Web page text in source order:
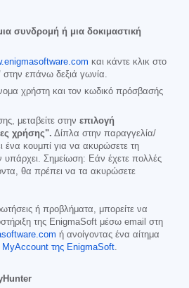
συνδρομή ή μια δοκιμαστική
και κάντε κλικ στο
στην επάνω δεξιά γωνία.
χρήστη και τον κωδικό πρόσβασής
μεταβείτε στην επιλογή
χρήσης". Δίπλα στην παραγγελία/
ένα κουμπί για να ακυρώσετε τη
Σημείωση: Εάν έχετε πολλές
θα πρέπει να τα ακυρώσετε
ή προβλήματα, μπορείτε να
της EnigmaSoft μέσω email στη
ή ανοίγοντας ένα αίτημα
MyAccount της EnigmaSoft.